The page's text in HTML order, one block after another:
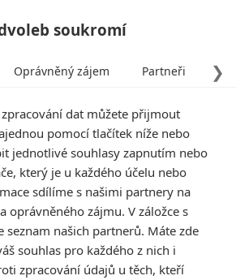
2 komornější,
a s praktickými
14:50
soukromí
❯
Oprávněný zájem Partneři
dat můžete přijmout
pomocí tlačítek níže nebo
jednotlivé souhlasy zapnutím nebo
který je u každého účelu nebo
sdílíme s našimi partnery na
oprávněného zájmu. V záložce s
seznam našich partnerů. Máte zde
souhlas pro každého z nich i
zpracování údajů u těch, kteří